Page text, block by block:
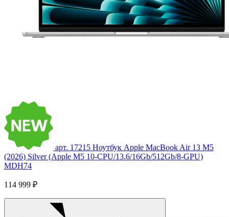
арт. 17215 Ноутбук Apple MacBook Air 13 M5
(2026) Silver (Apple M5 10-CPU/13.6/16Gb/512Gb/8-GPU)
MDH74
114 999 ₽